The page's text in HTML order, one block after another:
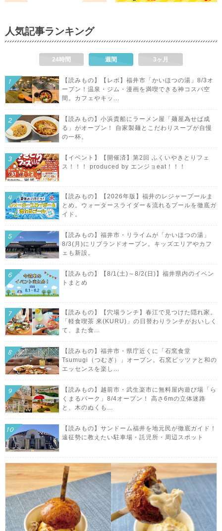
人気記事ランキング
24時間 週間 3ヶ月
【読みもの】【レポ】福井市「かいほつの湯」8/3オ
ープン！温泉・ジム・漫画を満喫できる神コスパ空
間。カフェやキッ...
【読みもの】小浜貴船にラーメン屋「麺屋為せば成
る」がオープン！ 自家製麺とこだわりスープが自慢
の一杯。
【イベント】【開催済】第2回 ふくいやきとりフェ
ス！！！ produced by エンジョeat！！！
【読みもの】【2026年版】福井のレジャープールま
とめ。ウォータースライダー＆流れるプールを徹底ガ
イド。
【読みもの】福井市・リライムが「かいほつの湯」
8/3(月)にリブランドオープン。キッズエリアやカフ
ェも新設。
【読みもの】【8/1(土)～8/2(日)】福井県内のイベン
トまとめ
【読みもの】【穴場ランチ】春江で見つけた隠れ家。
「軽食喫茶 來(KURU)」の日替わりランチがおいしく
て、また食...
【読みもの】福井市・県庁近くに「石窯食堂
Tsumugi（つむぎ）」オープン。石窯ピッツァと和の
エッセンスを楽し...
【読みもの】越前市・武生楽市に無料屋内遊び場「ら
くまるパーク」8/4オープン！ 高さ6mの立体迷路
と、木のぬくも...
【読みもの】サンドーム福井を地元民が徹底ガイド！
遠征勢に教えたい駐車場・託児所・周辺スポット